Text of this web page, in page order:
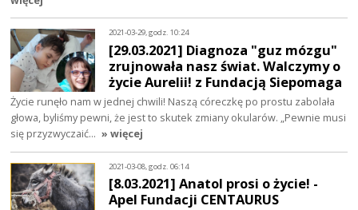
2021-03-29, godz. 10:24
[29.03.2021] Diagnoza "guz mózgu"
zrujnowała nasz świat. Walczymy o
życie Aurelii! z Fundacją Siepomaga
Życie runęło nam w jednej chwili! Naszą córeczkę po prostu zabolała
głowa, byliśmy pewni, że jest to skutek zmiany okularów. „Pewnie musi
się przyzwyczaić… » więcej
2021-03-08, godz. 06:14
[8.03.2021] Anatol prosi o życie! -
Apel Fundacji CENTAURUS